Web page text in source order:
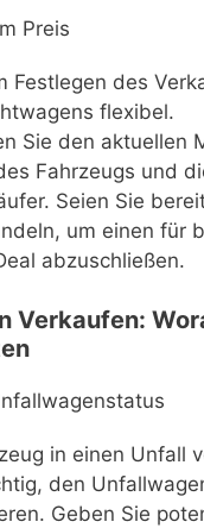
Preis
Festlegen des
flexibel.
Sie den aktuellen
Fahrzeugs und
Seien Sie
um einen für
abzuschließen.
Verkaufen:
in einen Unfall
den
Geben Sie